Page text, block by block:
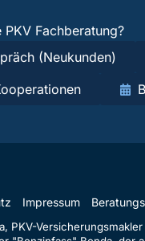
PKV Fachberatung?
(Neukunden)
Impressum
PKV-